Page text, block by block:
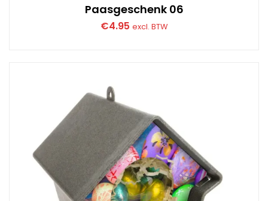
Paasgeschenk 06
€4.95 excl. BTW